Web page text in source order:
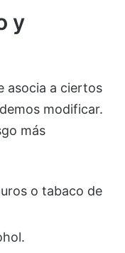
y
asocia a ciertos
modificar.
más
o tabaco de